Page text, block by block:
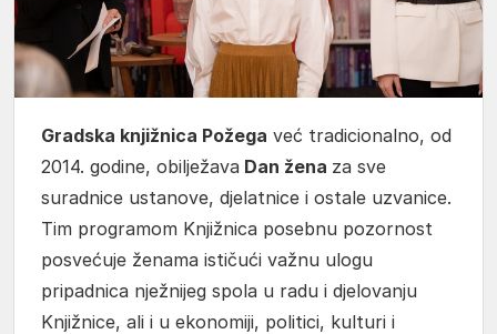
Gradska knjižnica Požega već tradicionalno, od
2014. godine, obilježava Dan žena za sve
suradnice ustanove, djelatnice i ostale uzvanice.
Tim programom Knjižnica posebnu pozornost
posvećuje ženama ističući važnu ulogu
pripadnica nježnijeg spola u radu i djelovanju
Knjižnice, ali i u ekonomiji, politici, kulturi i